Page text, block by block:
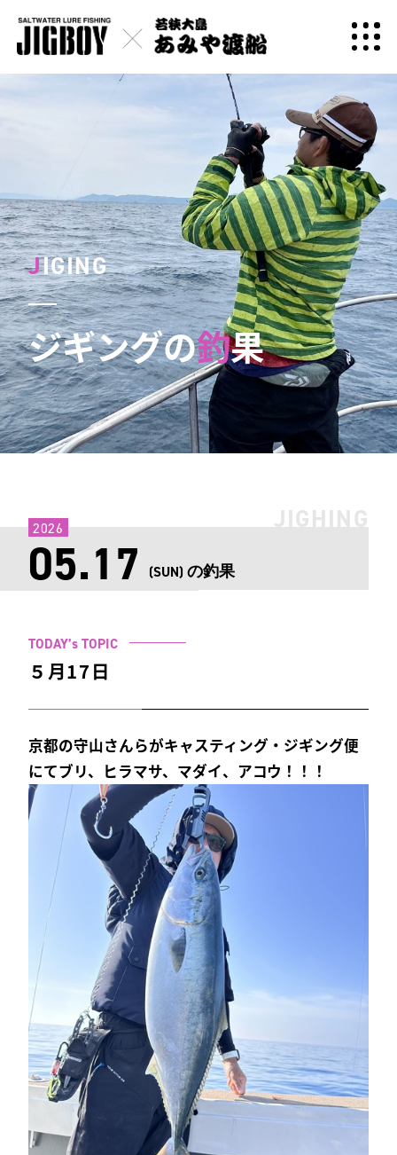
JIGING
ジギングの釣果
JIGHING
05.17 (SUN) の釣果
2026
TODAY’s TOPIC
５月17日
京都の守山さんらがキャスティング・ジギング便
にてブリ、ヒラマサ、マダイ、アコウ！！！